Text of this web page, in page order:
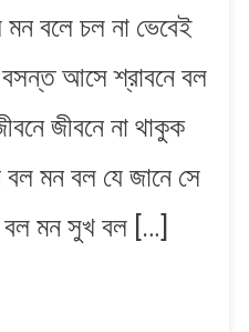
বলে চল না ভেবেই
আসে শ্রাবনে বল
জীবনে না থাকুক
মন বল যে জানে সে
মন সুখ বল […]